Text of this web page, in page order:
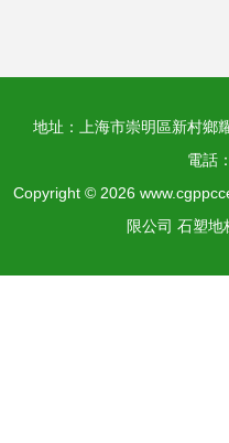
地址：上海市崇明區新村鄉
電話
Copyright © 2026
限公司 石塑地